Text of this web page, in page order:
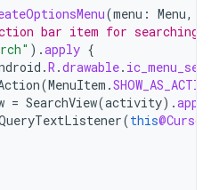
(menu : Menu,
bar item for searching.
).apply {
.R .drawable.
(MenuItem .
= SearchView(activity).
(this